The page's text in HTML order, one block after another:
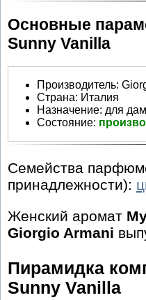
Основные
Sunny Vanilla
Производитель:
Страна: Италия
Назначение: для дам
Состояние:
Семейства
принадлежности):
Женский аромат
Giorgio Armani
Пирамидка
Sunny Vanilla